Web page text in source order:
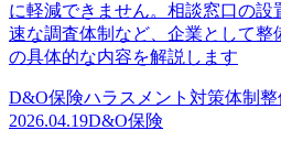
に軽減できません。相談窓口の
速な調査体制など、企業として
の具体的な内容を解説します
D&O保険ハラスメント対策体制整
2026.04.19D&O保険